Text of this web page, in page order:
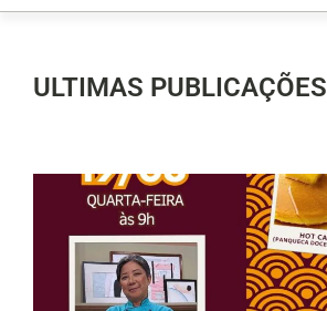
ULTIMAS PUBLICAÇÕES